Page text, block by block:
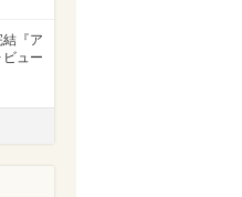
『ア
ュー